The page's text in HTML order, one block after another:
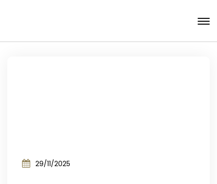
29/11/2025